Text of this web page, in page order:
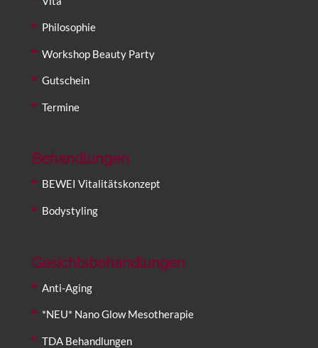
Philosophie
Workshop Beauty Party
Gutschein
Termine
Behandlungen
BEWEI Vitalitätskonzept
Bodystyling
Gesichtsbehandlungen
Anti-Aging
*NEU* Nano Glow Mesotherapie
TDA Behandlungen